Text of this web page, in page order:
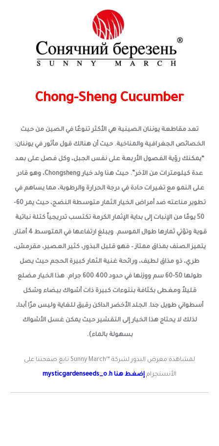
Chong-Sheng Cucumber
تعد مقاطعة يوننان الصينية هي الأكثر تنوعًا في الصين من حيث
الخصائص الجغرافية والمناخية. حيث أن هنالك قول مأثور في يوننان:
“يمكنك رؤية الفصول الأربعة على نفس الجبل، وكل فصل على بعد
عدة كيلومترات من الآخر”. حيث هنا ولد خيار Chongsheng، وهو قادر
على النمو مع تغيرات حادة في درجة الحرارة والرطوبة، مما يساهم في
تطوير مناعته ضد أمراض الخيار الثمار متوسطة النضج، حيث يمر 60-
50 يومًا من الإنبات إلى بداية الإثمار الكرمة تكتسب تدريجياً كتلة نباتية
قوية وتؤتي ثمارها طوال الموسم. ويبلغ ارتفاعها في المتوسط 4 أمتار.
يتميز الصنف بمذاق ممتاز – فهو قليل البذور، كثير العصير، مقرمش،
طري، ذو مذاق لطيف، ورائحة غنية الثمار كبيرة الحجم حيث يصل
طولها 50-60 سم ووزنها في حدود 400 600 جرام. هذا الخيار مضلع
قليلاً ومغطى بكثافة بنتوءات كبيرة ذات أشواك بيضاء وشكل
أسطواني طويل جدا. الجلد الأخضر الداكن رقيق للغاية وليس مرًا أبدا،
لذلك لا يحتاج هذا الخيار إلى التقشير حيث يمكن غسل الأشواك
بسهولة بالماء).
لمشاهدة معرض البذور لشركة ™Sunny March تابع صفحتنا على
الأنستجرام إضغط هنا mysticgardenseeds_o.h